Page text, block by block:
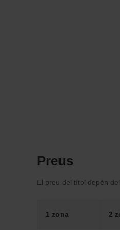
Preus
El preu del títol depèn
1 zona 2